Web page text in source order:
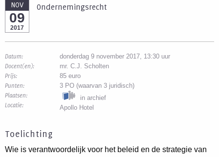
NOV
09
2017
Ondernemingsrecht
Datum:
Docent(en):
Prijs:
Punten:
Plaatsen:
Locatie:
donderdag 9 november 2017, 13:30 uur
mr. C.J. Scholten
85 euro
3 PO (waarvan 3 juridisch)
in archief
Apollo Hotel
Toelichting
Wie is verantwoordelijk voor het beleid en de strategie van